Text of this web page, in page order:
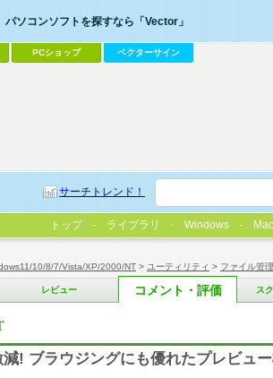
10/8/7/Vista/XP/2000/NT > ユーティリティ > ファイル管理
レビュー コメント・評価 ス
! ブラウジングにも優れたプレビュ
パソコンソフトを探すなら「Vector」
PCショップ ベクターサイン
サーチトレンド！
トップ ライブラリ Windows